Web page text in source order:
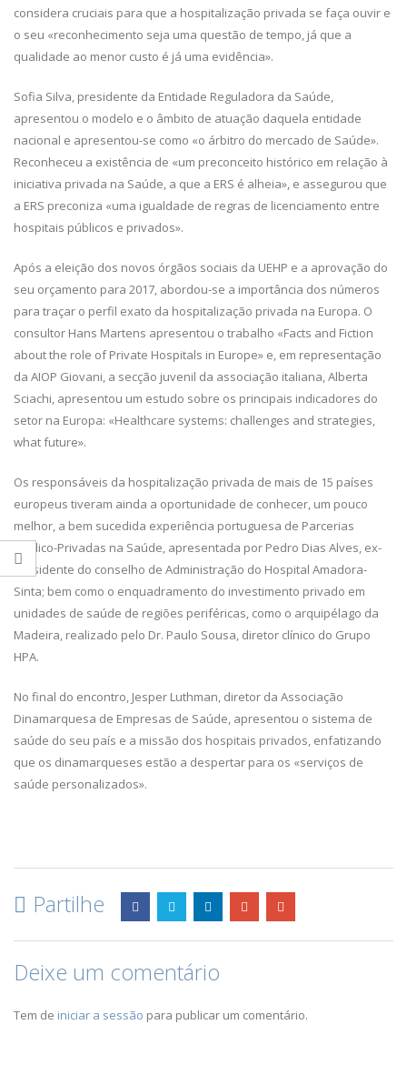
considera cruciais para que a hospitalização privada se faça ouvir e
o seu «reconhecimento seja uma questão de tempo, já que a
qualidade ao menor custo é já uma evidência».
Sofia Silva, presidente da Entidade Reguladora da Saúde,
apresentou o modelo e o âmbito de atuação daquela entidade
nacional e apresentou-se como «o árbitro do mercado de Saúde».
Reconheceu a existência de «um preconceito histórico em relação à
iniciativa privada na Saúde, a que a ERS é alheia», e assegurou que
a ERS preconiza «uma igualdade de regras de licenciamento entre
hospitais públicos e privados».
Após a eleição dos novos órgãos sociais da UEHP e a aprovação do
seu orçamento para 2017, abordou-se a importância dos números
para traçar o perfil exato da hospitalização privada na Europa. O
consultor Hans Martens apresentou o trabalho «Facts and Fiction
about the role of Private Hospitals in Europe» e, em representação
da AIOP Giovani, a secção juvenil da associação italiana, Alberta
Sciachi, apresentou um estudo sobre os principais indicadores do
setor na Europa: «Healthcare systems: challenges and strategies,
what future».
Os responsáveis da hospitalização privada de mais de 15 países
europeus tiveram ainda a oportunidade de conhecer, um pouco
melhor, a bem sucedida experiência portuguesa de Parcerias
Público-Privadas na Saúde, apresentada por Pedro Dias Alves, ex-
presidente do conselho de Administração do Hospital Amadora-
Sinta; bem como o enquadramento do investimento privado em
unidades de saúde de regiões periféricas, como o arquipélago da
Madeira, realizado pelo Dr. Paulo Sousa, diretor clínico do Grupo
HPA.
No final do encontro, Jesper Luthman, diretor da Associação
Dinamarquesa de Empresas de Saúde, apresentou o sistema de
saúde do seu país e a missão dos hospitais privados, enfatizando
que os dinamarqueses estão a despertar para os «serviços de
saúde personalizados».
Partilhe
Deixe um comentário
Tem de iniciar a sessão para publicar um comentário.